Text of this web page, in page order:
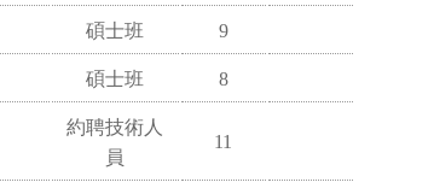
碩士班 9
碩士班 8
約聘技術人
員
11